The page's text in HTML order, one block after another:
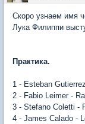
Скоро узнаем имя
Лука Филиппи
Практика.
1 - Esteban
2 - Fabio Leimer -
3 - Stefano Coletti -
4 - James Calado -